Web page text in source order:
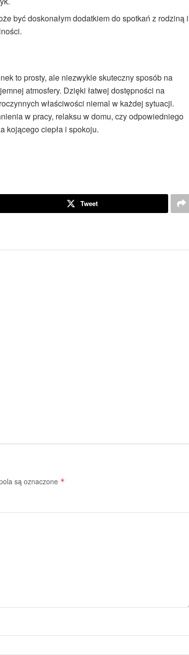
być doskonałym dodatkiem do spotkań z rodziną i
to prosty, ale niezwykle skuteczny sposób na
atmosfery. Dzięki łatwej dostępności na
właściwości niemal w każdej sytuacji.
w pracy, relaksu w domu, czy odpowiedniego
kojącego ciepła i spokoju.
Tweet
są oznaczone *